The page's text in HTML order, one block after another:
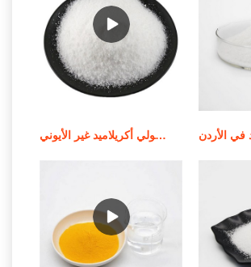
استخدام وإشعار تطبيق بولي أكريلاميد غير الأيوني